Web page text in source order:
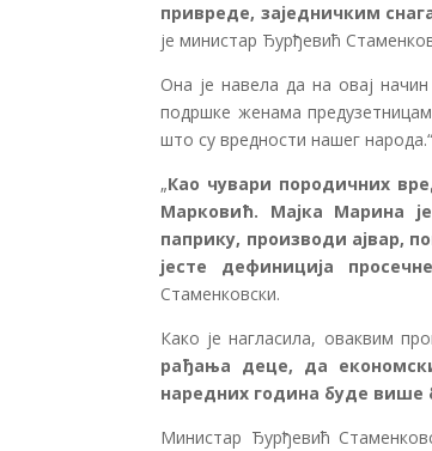
привреде, заједничким
је министар Ђурђевић
Она је навела да на овај
подршке женама
што су вредности нашег народа.“
„Као чувари породичних
Марковић. Мајка Марина
паприку, производи ајвар,
јесте дефиниција
Стаменковски.
Како је нагласила, оваквим
рађања деце, да
наредних година буде више
Министар Ђурђевић